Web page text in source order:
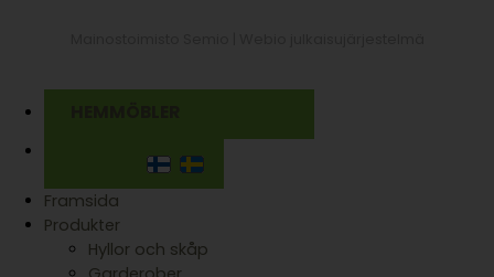
Framsida
Produkter
Hyllor och skåp